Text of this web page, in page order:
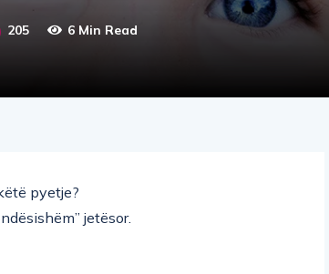
205 6 Min Read
pyetje?
jetësor.